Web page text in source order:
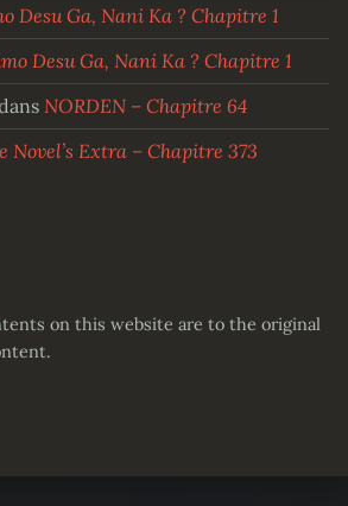
Desu Ga, Nani Ka ? Chapitre 1
Desu Ga, Nani Ka ? Chapitre 1
NORDEN – Chapitre 64
Novel’s Extra – Chapitre 373
on this website are to the original